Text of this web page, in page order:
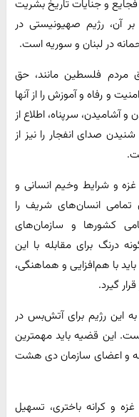
و جنایات تاریخ بشریت
آن، رژیم صهیونیستی در
در لبنان و سوریه است.
مردم فلسطین مانند، حق
و رفاه و آموزش را از آنها
آشامیدن، سرپناه، اطلاع از
صدای انفجار را نیز از
و شرایط وخیم انسانی و
انسان‌های شریف را
کشورها و سازمان‌های
درنگ برای مقابله با این
با هم‌افزایی و هماهنگی،
گیرد.
این رژیم برای آتش‌بس در
این قضیه باید مهمترین
و اعضای سازمان دی هشت
و کرانه باختری، تسهیل